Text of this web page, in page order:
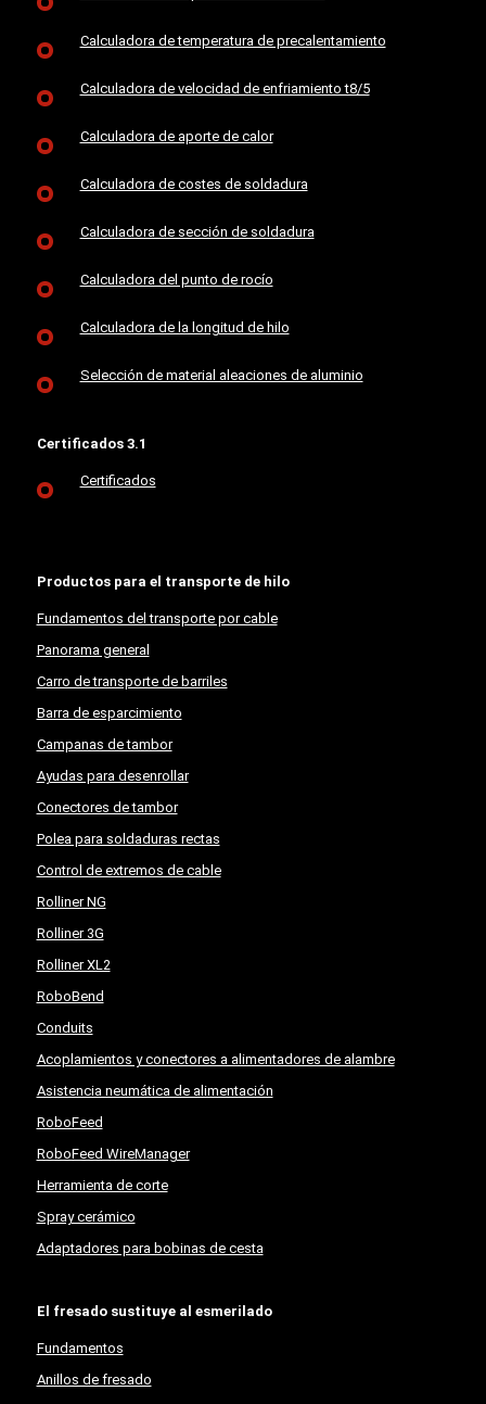
Calculadora de temperatura de precalentamiento
Calculadora de velocidad de enfriamiento t8/5
Calculadora de aporte de calor
Calculadora de costes de soldadura
Calculadora de sección de soldadura
Calculadora del punto de rocío
Calculadora de la longitud de hilo
Selección de material aleaciones de aluminio
Certificados 3.1
Certificados
Productos para el transporte de hilo
Fundamentos del transporte por cable
Panorama general
Carro de transporte de barriles
Barra de esparcimiento
Campanas de tambor
Ayudas para desenrollar
Conectores de tambor
Polea para soldaduras rectas
Control de extremos de cable
Rolliner NG
Rolliner 3G
Rolliner XL2
RoboBend
Conduits
Acoplamientos y conectores a alimentadores de alambre
Asistencia neumática de alimentación
RoboFeed
RoboFeed WireManager
Herramienta de corte
Spray cerámico
Adaptadores para bobinas de cesta
El fresado sustituye al esmerilado
Fundamentos
Anillos de fresado